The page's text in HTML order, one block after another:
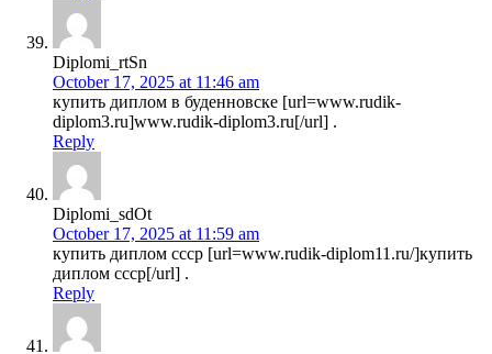
Diplomi_rtSn
October 17, 2025 at 11:46 am
купить диплом в буденновске [url=www.rudik-
diplom3.ru]www.rudik-diplom3.ru[/url] .
Reply
Diplomi_sdOt
October 17, 2025 at 11:59 am
купить диплом ссср [url=www.rudik-diplom11.ru/]купить
диплом ссср[/url] .
Reply